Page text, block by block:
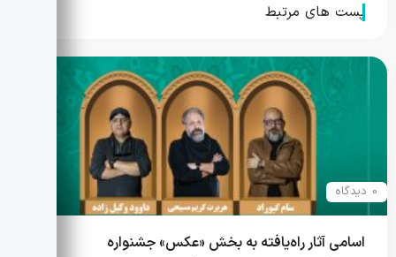
پست های مرتبط
0 دیدگاه
اسامی آثار راه‌یافته به بخش «عکس» جشنواره